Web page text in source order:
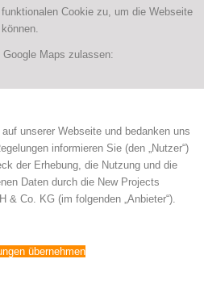
Cookie zu, um die Webseite
Maps zulassen:
unserer Webseite und bedanken uns
informieren Sie (den „Nutzer“)
der Erhebung, die Nutzung und die
Daten durch die New Projects
& Co. KG (im folgenden „Anbieter“).
übernehmen